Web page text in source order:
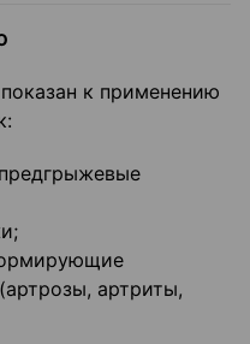
к применению
артриты,